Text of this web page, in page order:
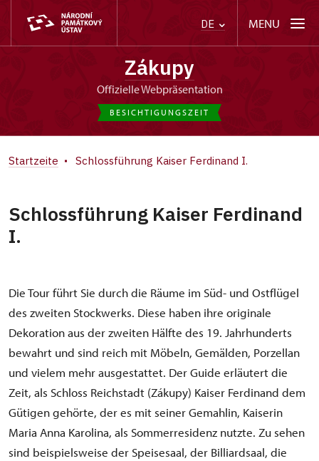
DE MENU
Zákupy
offizielle Webpräsentation
BESICHTIGUNGSZEIT
Startzeite Schlossführung Kaiser Ferdinand I.
Schlossführung Kaiser Ferdinand
I.
Die Tour führt Sie durch die Räume im Süd- und Ostflügel
des zweiten Stockwerks. Diese haben ihre originale
Dekoration aus der zweiten Hälfte des 19. Jahrhunderts
bewahrt und sind reich mit Möbeln, Gemälden, Porzellan
und vielem mehr ausgestattet. Der Guide erläutert die
Zeit, als Schloss Reichstadt (Zákupy) Kaiser Ferdinand dem
Gütigen gehörte, der es mit seiner Gemahlin, Kaiserin
Maria Anna Karolina, als Sommerresidenz nutzte. Zu sehen
sind beispielsweise der Speisesaal, der Billiardsaal, die